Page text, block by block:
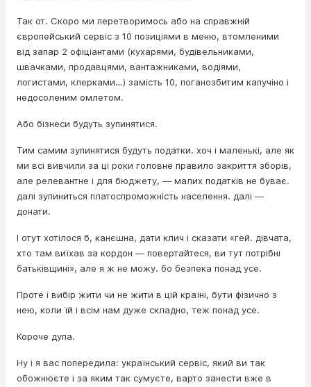
Так от. Скоро ми перетворимось або на справжній
європейський сервіс з 10 позиціями в меню, втомленими
від запар 2 офіціантами (кухарями, будівельниками,
швачками, продавцями, вантажниками, водіями,
логистами, клерками…) замість 10, поганозбитим капучіно і
недосоленим омлетом.
Або бізнеси будуть зупинятися.
Тим самим зупинятися будуть податки. хоч і маленькі, але як
ми всі вивчили за ці роки головне правило закриття зборів,
але релевантне і для бюджету, — малих податків не буває.
далі зупиниться платоспроможність населення. далі —
донати.
І отут хотілося б, канєшна, дати клич і сказати «гей. дівчата,
хто там виїхав за кордон — повертайтеся, ви тут потрібні
батьківщині», але я ж не можу. бо безпека понад усе.
Проте і вибір жити чи не жити в цій країні, бути фізично з
нею, коли їй і всім нам дуже складно, теж понад усе.
Короче дупа.
Ну і я вас попередила: український сервіс, який ви так
обожнюєте і за яким так сумуєте, варто занести вже в